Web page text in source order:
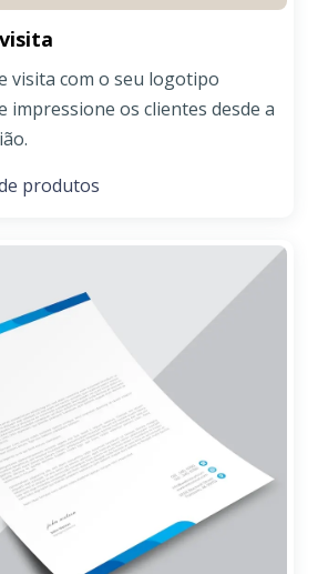
visita com o seu logotipo
impressione os clientes desde a
produtos